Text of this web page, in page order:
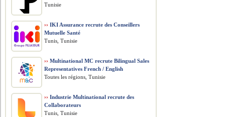
Tunisie
›› IKI Assurance recrute des Conseillers
Mutuelle Santé
Tunis, Tunisie
›› Multinational MC recrute Bilingual Sales
Representatives French / English
Toutes les régions, Tunisie
›› Industrie Multinational recrute des
Collaborateurs
Tunis, Tunisie